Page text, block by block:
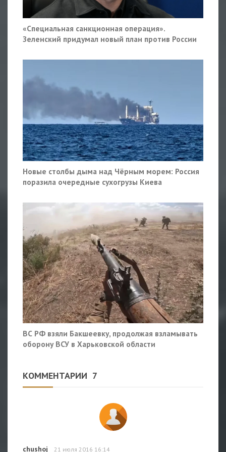
«Специальная санкционная операция».
Зеленский придумал новый план против России
Новые столбы дыма над Чёрным морем: Россия
поразила очередные сухогрузы Киева
ВС РФ взяли Бакшеевку, продолжая взламывать
оборону ВСУ в Харьковской области
КОММЕНТАРИИ 7
chushoj 21 июля 2016 16:14